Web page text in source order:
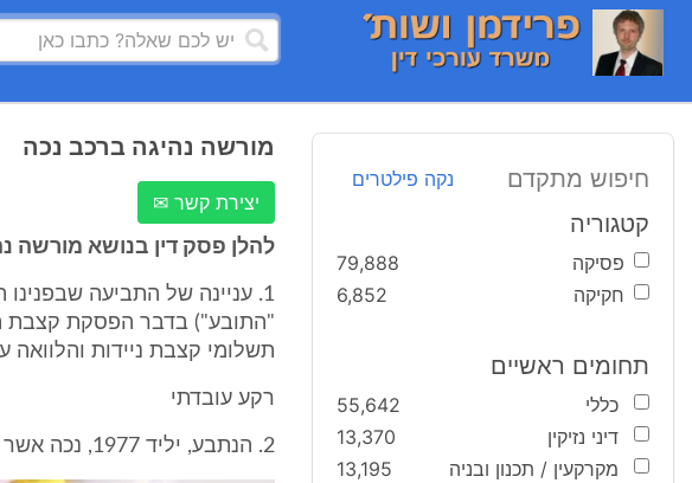
חיפוש מתקדם נקה פילטרים
קטגוריה
פסיקה
79,888
חקיקה
6,852
תחומים ראשיים
כללי
55,642
דיני נזיקין
13,370
מקרקעין / תכנון ובניה
13,195
מורשה נהיגה ברכב נכה
יצירת קשר ✉
להלן פסק דין בנושא מורשה
1. עניינה של התביעה
"התובע") בדבר הפסקת קצבת
תשלומי קצבת ניידות והלוואה
רקע עובדתי
2. הנתבע, יליד 1977, נכה אשר הוכר ע"י המל"ל כמוגבל בניידות בשיעור של 100%.